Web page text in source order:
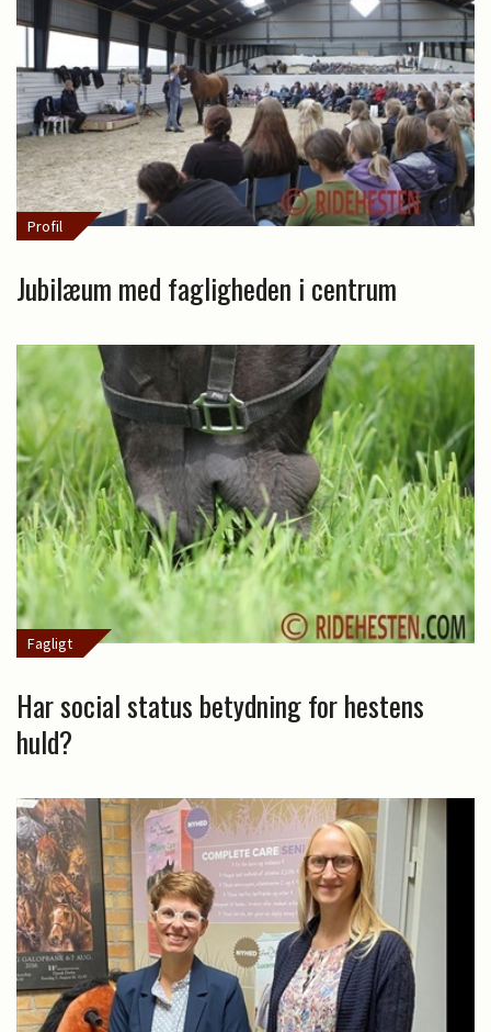
Profil
Jubilæum med fagligheden i centrum
Fagligt
Har social status betydning for hestens
huld?